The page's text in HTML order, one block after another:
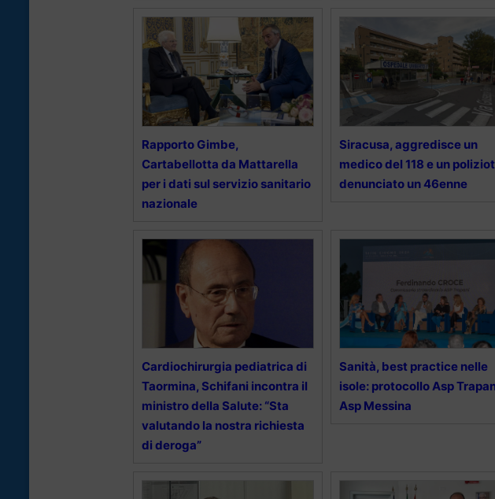
Rapporto Gimbe,
Cartabellotta da Mattarella
per i dati sul servizio sanitario
nazionale
Siracusa, aggredisce un
medico del 118 e un
denunciato un 46enne
Cardiochirurgia pediatrica di
Taormina, Schifani incontra il
ministro della Salute: “Sta
valutando la nostra richiesta
di deroga”
Sanità, best practice nelle
isole: protocollo Asp
Asp Messina